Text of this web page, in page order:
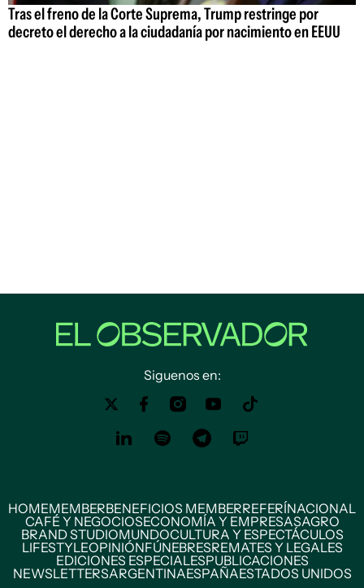
Tras el freno de la Corte Suprema, Trump restringe por
decreto el derecho a la ciudadanía por nacimiento en EEUU
Siguenos en:
HOMEMEMBERBENEFICIOS MEMBERREFERÍNACIONAL
CAFÉ Y NEGOCIOSECONOMÍA Y EMPRESASAGRO
BRAND STUDIOMUNDOCULTURA Y ESPECTÁCULOS
LIFESTYLEOPINIÓNFÚNEBRESREMATES Y LEGALES
EDICIONES ESPECIALESPUBLICACIONES
NEWSLETTERSARGENTINAESPAÑAESTADOS UNIDOS